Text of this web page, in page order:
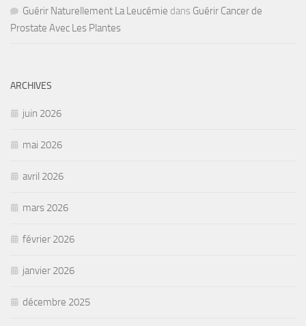
Guérir Naturellement La Leucémie dans Guérir Cancer de
Prostate Avec Les Plantes
ARCHIVES
juin 2026
mai 2026
avril 2026
mars 2026
février 2026
janvier 2026
décembre 2025